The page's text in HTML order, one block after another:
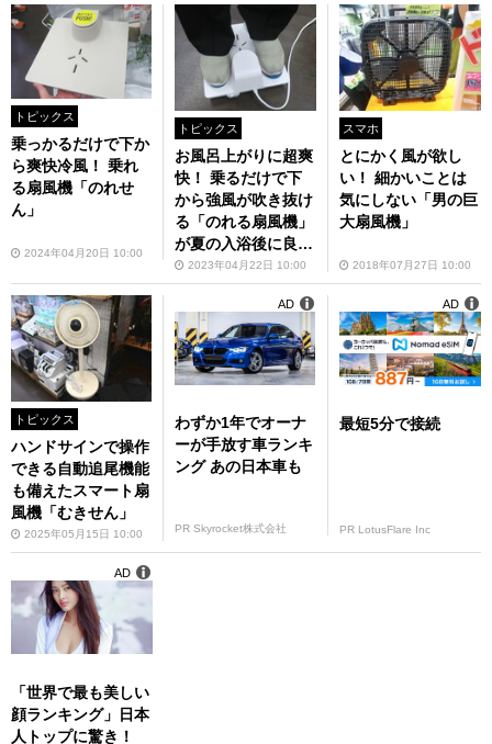
トピックス
乗っかるだけで下か
ら爽快冷風！ 乗れ
る扇風機「のれせ
ん」
2024年04月20日 10:00
トピックス
お風呂上がりに超爽
快！ 乗るだけで下
から強風が吹き抜け
る「のれる扇風機」
が夏の入浴後に良さ
そう2023年04月22日 10:00
スマホ
とにかく風が欲し
い！ 細かいことは
気にしない「男の巨
大扇風機」
2018年07月27日 10:00
トピックス
ハンドサインで操作
できる自動追尾機能
も備えたスマート扇
風機「むきせん」
2025年05月15日 10:00
わずか1年でオーナ
ーが手放す車ランキ
ング あの日本車も
PR Skyrocket株式会社
AD
最短5分で接続
PR LotusFlare Inc
AD
「世界で最も美しい
顔ランキング」日本
人トップに驚き！
AD